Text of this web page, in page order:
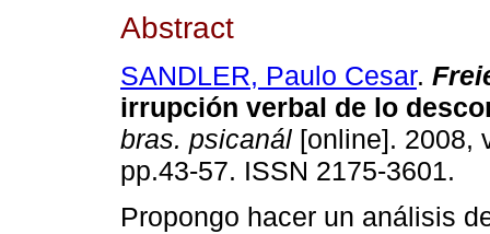
Abstract
SANDLER, Paulo Cesar.
irrupción verbal de lo
bras. psicanál [online]. 2008,
pp.43-57. ISSN 2175-3601.
Propongo hacer un análisis